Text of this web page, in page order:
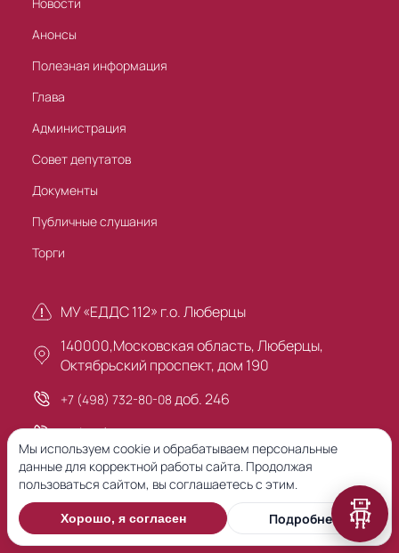
Анонсы
Полезная информация
Глава
Администрация
Совет депутатов
Документы
Публичные слушания
Торги
МУ «ЕДДС 112» г.о. Люберцы
140000,Московская область, Люберцы,
Октябрьский проспект, дом 190
+7 (498) 732-80-08 доб. 246
+7 (495) 503-30-00
Предыдущая версия сайта
Мы используем cookie и обрабатываем персональные
данные для корректной работы сайта. Продолжая
пользоваться сайтом, вы соглашаетесь с этим.
Хорошо, я согласен Подробнее